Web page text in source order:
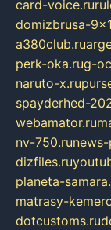
card-voice.ru
domizbrusa-
a380club.ru
perk-oka.rug-
naruto-x.ru
spayderhed-
webamator.ru
nv-750.ru
dizfiles.ru
planeta-
matrasy-
dotcustoms.ru